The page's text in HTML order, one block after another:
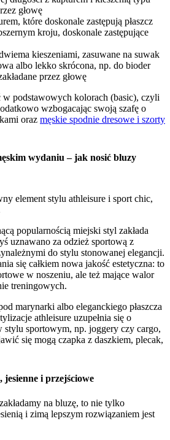
głowę
które doskonale zastępują płaszcz
kroju, doskonale zastępujące
kieszeniami, zasuwane na suwak
albo lekko skrócona, np. do bioder
przez głowę
podstawowych kolorach (basic), czyli
wzbogacając swoją szafę o
oraz męskie spodnie dresowe i szorty
wydaniu – jak nosić bluzy
element stylu athleisure i sport chic,
popularnością miejski styl zakłada
uznawano za odzież sportową z
do stylu stonowanej elegancji.
się całkiem nowa jakość estetyczna: to
w noszeniu, ale też mające walor
treningowych.
marynarki albo eleganckiego płaszcza
athleisure uzupełnia się o
stylu sportowym, np. joggery czy cargo,
się mogą czapka z daszkiem, plecak,
i przejściowe
na bluzę, to nie tylko
i zimą lepszym rozwiązaniem jest